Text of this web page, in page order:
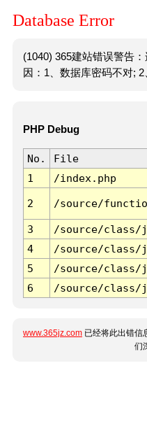
Database Error
(1040) 365建站错误警告
因：1、数据库密码不对; 2
PHP Debug
No. File
1
/index.php
2 /source/
3 /source/class/
4
/source/class/
5
/source/class/
6
/source/class/
www.365jz.com 已经将此出错信
们